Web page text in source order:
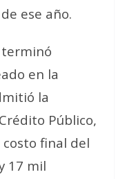
ese año.
terminó
en la
la
Público,
final del
17 mil